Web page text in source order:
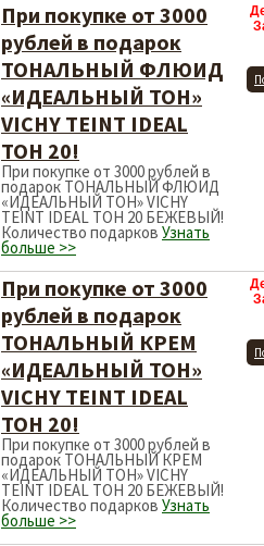
При покупке от 3000
рублей в подарок
ТОНАЛЬНЫЙ ФЛЮИД
«ИДЕАЛЬНЫЙ ТОН»
VICHY TEINT IDEAL
ТОН 20!
При покупке от 3000 рублей в
подарок ТОНАЛЬНЫЙ ФЛЮИД
«ИДЕАЛЬНЫЙ ТОН» VICHY
TEINT IDEAL ТОН 20 БЕЖЕВЫЙ!
Количество подарков Узнать
больше >>
При покупке от 3000
рублей в подарок
ТОНАЛЬНЫЙ КРЕМ
«ИДЕАЛЬНЫЙ ТОН»
VICHY TEINT IDEAL
ТОН 20!
При покупке от 3000 рублей в
подарок ТОНАЛЬНЫЙ КРЕМ
«ИДЕАЛЬНЫЙ ТОН» VICHY
TEINT IDEAL ТОН 20 БЕЖЕВЫЙ!
Количество подарков Узнать
больше >>